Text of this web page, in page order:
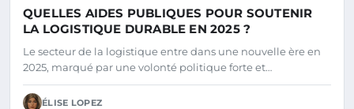
QUELLES AIDES PUBLIQUES POUR SOUTENIR
LA LOGISTIQUE DURABLE EN 2025 ?
Le secteur de la logistique entre dans une nouvelle ère en
2025, marqué par une volonté politique forte et…
ÉLISE LOPEZ